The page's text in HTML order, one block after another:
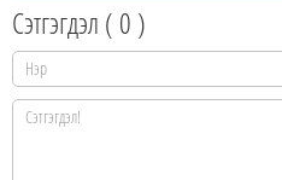
Сэтгэгдэл ( 0 )